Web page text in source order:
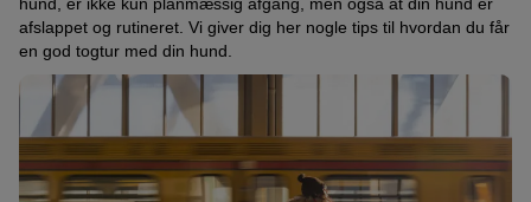
afslappet og rutineret. Vi giver dig her nogle tips til hvordan du får
en god togtur med din hund.